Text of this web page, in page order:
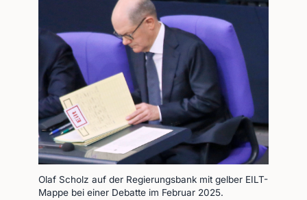
Olaf Scholz auf der Regierungsbank mit gelber EILT-
Mappe bei einer Debatte im Februar 2025.